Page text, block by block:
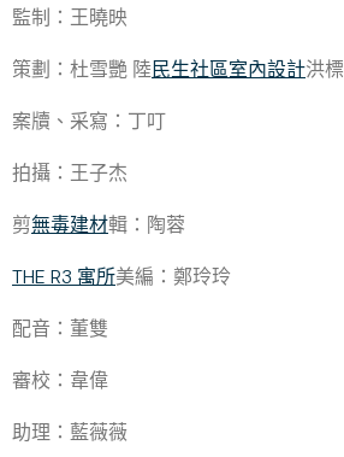
監制：王曉映
策劃：杜雪艷 陸民生社區室內設計洪標
案牘、采寫：丁叮
拍攝：王子杰
剪無毒建材輯：陶蓉
THE R3 寓所美編：鄭玲玲
配音：董雙
審校：韋偉
助理：藍薇薇